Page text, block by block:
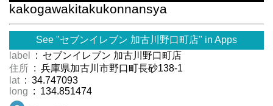
kakogawakitakukonnansya
See "セブンイレブン 加古川野口町店" in Apps
label
: セブンイレブン 加古川野口町店
住所 : 兵庫県加古川市野口町長砂138-1
lat : 34.747093
long : 134.851474